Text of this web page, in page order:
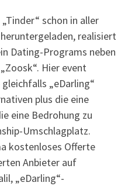
schon in aller
realisiert
Dating-Programs neben
Hier event
„eDarling“
plus die eine
eine Bedrohung zu
Umschlagplatz.
kostenloses Offerte
Anbieter auf
„eDarling“-